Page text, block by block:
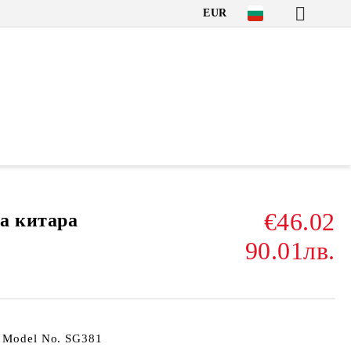
EUR
китара
€46.02
90.01лв.
No. SG381